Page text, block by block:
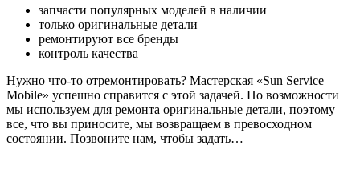
запчасти популярных моделей в наличии
только оригинальные детали
ремонтируют все бренды
контроль качества
Нужно что-то отремонтировать? Мастерская «Sun Service
Mobile» успешно справится с этой задачей. По возможности
мы используем для ремонта оригинальные детали, поэтому
все, что вы приносите, мы возвращаем в превосходном
состоянии. Позвоните нам, чтобы задать…